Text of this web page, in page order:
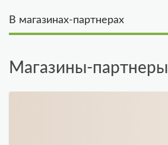
В магазинах-партнерах
Магазины-партнеры